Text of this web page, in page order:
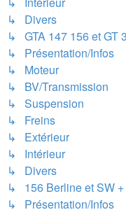
↳ Divers
↳ GTA 147 156 et GT
↳ Présentation/Infos
↳ Moteur
↳ BV/Transmission
↳ Suspension
↳ Freins
↳ Extérieur
↳ Intérieur
↳ Divers
↳ 156 Berline et SW
↳ Présentation/Infos